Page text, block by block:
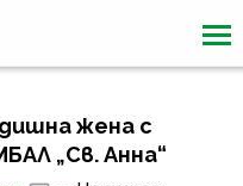
жена с
„Св. Анна“